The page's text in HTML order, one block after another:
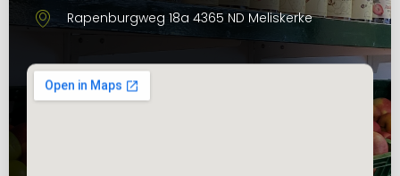
Rapenburgweg 18a 4365 ND Meliskerke